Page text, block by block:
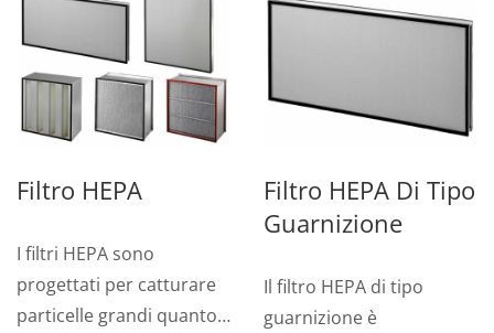
Filtro HEPA
I filtri HEPA sono
progettati per catturare
particelle grandi quanto
Filtro HEPA Di Tipo
Guarnizione
Il filtro HEPA di tipo
guarnizione è